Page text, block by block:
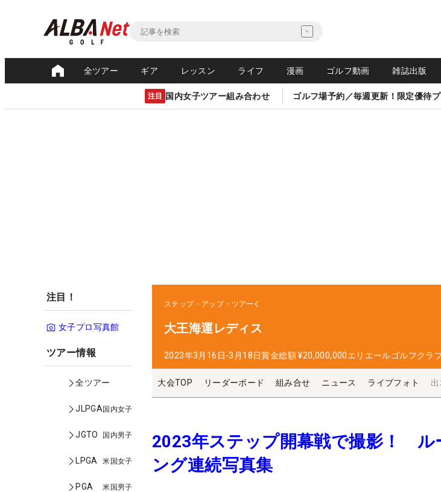
全ツアー ギア レッスン ライフ 漫画 ゴルフ動画 雑誌出版
注目 国内女子ツアー組み合わせ ゴルフ場予約／毎週更新！限定優待
注目！
女子プロ写真館
ツアー情報
全ツアー
JLPGA国内女子
JGTO 国内男子
LPGA 米国女子
PGA 米国男子
ステップ・アップ・ツアー
大王海運レディス
2023年3月16日-3月18日賞金総額 ¥20,000,000エリエールゴルフクラ
大会TOP リーダーボード 組み合せ ニュース ライブフォト
2023年ステップ開幕戦で撮影！ ル
ング連続写真集